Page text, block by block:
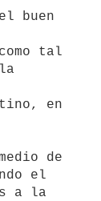
buen
tal
en
de
el
a la